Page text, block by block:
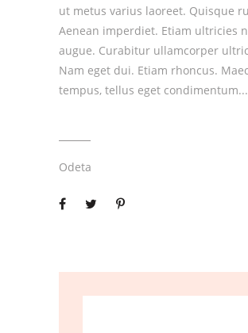
ut metus varius laoreet. Quisque
Aenean imperdiet. Etiam ultricies
augue. Curabitur ullamcorper
Nam eget dui. Etiam rhoncus.
tempus, tellus eget condimentum
Odeta